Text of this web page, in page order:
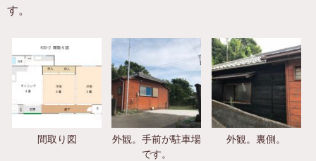
す。
間取り図
外観。手前が駐車場
です。
外観。裏側。